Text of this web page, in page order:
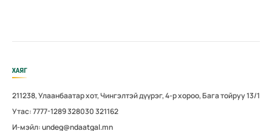
ХАЯГ
211238, Улаанбаатар хот, Чингэлтэй дүүрэг, 4-р хороо, Бага тойруу 13/1
Утас: 7777-1289 328030 321162
И-мэйл: undeg@ndaatgal.mn